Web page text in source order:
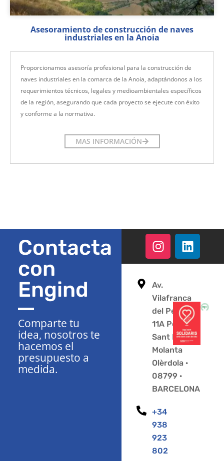
Asesoramiento de construcción de naves
industriales en la Anoia
Proporcionamos asesoría profesional para la construcción de
naves industriales en la comarca de la Anoia, adaptándonos a los
requerimientos técnicos, legales y medioambientales específicos
de la región, asegurando que cada proyecto se ejecute con éxito
y conforme a la normativa.
MAS INFORMACIÓN
Contacta
con
Engind
Comparte tu
idea, nosotros te
hacemos el
presupuesto a
medida.
Av.
Vilafranca
del Penedès
11A Polígono
Sant Pere
Molanta
Olèrdola ·
08799 ·
BARCELONA
+34
938
923
802